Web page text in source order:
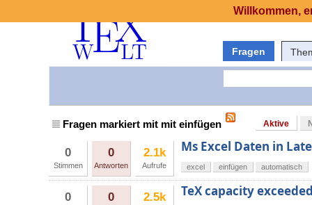
Fragen
Fragen markiert mit mit einfügen Aktive
0
Stimmen
0
Antworten
2.1k
Aufrufe
Ms Excel Daten in
excel einfügen automatisch
0 0 2.5k TeX capacity
Willkommen,